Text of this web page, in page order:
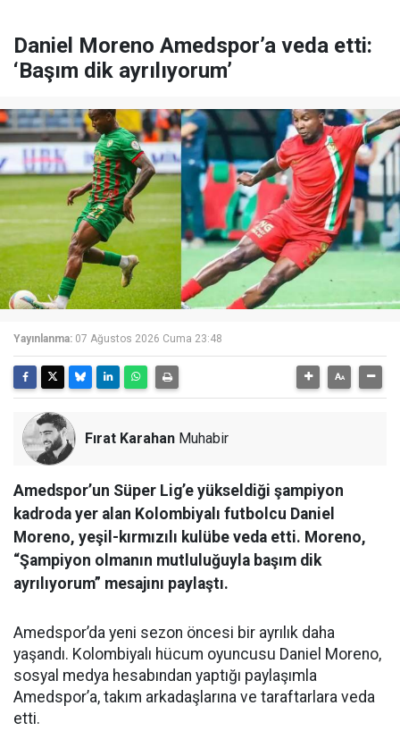
Daniel Moreno Amedspor’a veda etti:
‘Başım dik ayrılıyorum’
Yayınlanma: 07 Ağustos 2026 Cuma 23:48
Fırat Karahan Muhabir
Amedspor’un Süper Lig’e yükseldiği şampiyon
kadroda yer alan Kolombiyalı futbolcu Daniel
Moreno, yeşil-kırmızılı kulübe veda etti. Moreno,
“Şampiyon olmanın mutluluğuyla başım dik
ayrılıyorum” mesajını paylaştı.
Amedspor’da yeni sezon öncesi bir ayrılık daha
yaşandı. Kolombiyalı hücum oyuncusu Daniel Moreno,
sosyal medya hesabından yaptığı paylaşımla
Amedspor’a, takım arkadaşlarına ve taraftarlara veda
etti.